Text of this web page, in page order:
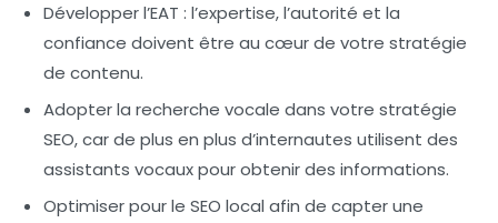
Développer l’EAT : l’expertise, l’autorité et la
confiance doivent être au cœur de votre stratégie
de contenu.
Adopter la recherche vocale dans votre stratégie
SEO, car de plus en plus d’internautes utilisent des
assistants vocaux pour obtenir des informations.
Optimiser pour le SEO local afin de capter une